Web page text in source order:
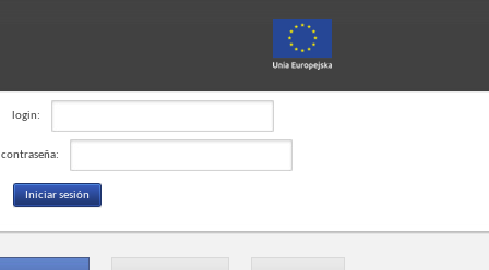
login:
contraseña: